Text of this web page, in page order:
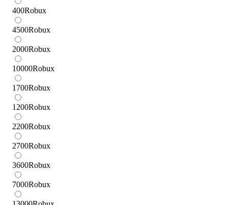
400Robux
4500Robux
2000Robux
10000Robux
1700Robux
1200Robux
2200Robux
2700Robux
3600Robux
7000Robux